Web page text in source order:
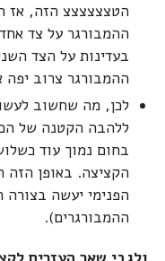
הטצצצצצצ הזה, אז
ההמבורגר על צד
בעדינות על הצד
ההמבורגר צרוב יפה
לכן, מה שחשוב
ללהבה הקטנה של
בחום נמוך עוד
הקציצה. באופן הזה
הפנימי יעשה בצורה
ההמבורגרים).